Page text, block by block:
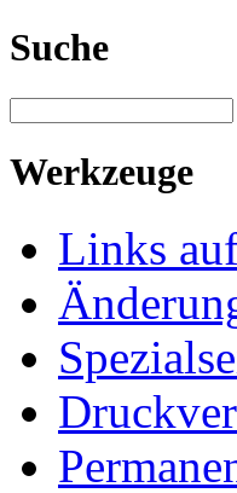
Suche
Werkzeuge
Links